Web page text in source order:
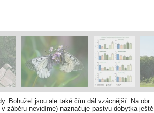
Bohužel jsou ale také čím dál vzácnější. Na obr.
záběru nevidíme) naznačuje pastvu dobytka ještě